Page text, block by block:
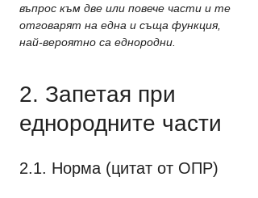
въпрос към две или повече части и те
отговарят на една и съща функция,
най-вероятно са еднородни.
2. Запетая при
еднородните части
2.1. Норма (цитат от ОПР)